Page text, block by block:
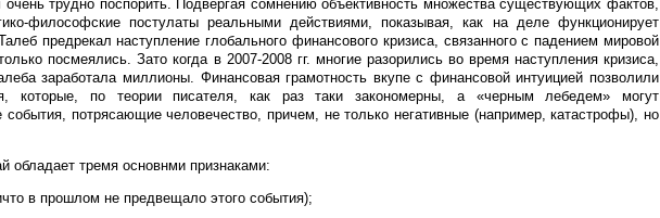
очень трудно поспорить. Подвергая сомнению объективность множества существующих фактов,
философские постулаты реальными действиями, показывая, как на деле функционирует
предрекал наступление глобального финансового кризиса, связанного с падением мировой
посмеялись. Зато когда в 2007-2008 гг. многие разорились во время наступления кризиса,
заработала миллионы. Финансовая грамотность вкупе с финансовой интуицией позволили
которые, по теории писателя, как раз таки закономерны, а «черным лебедем» могут
потрясающие человечество, причем, не только негативные (например, катастрофы), но
обладает тремя основнми признаками:
в прошлом не предвещало этого события);